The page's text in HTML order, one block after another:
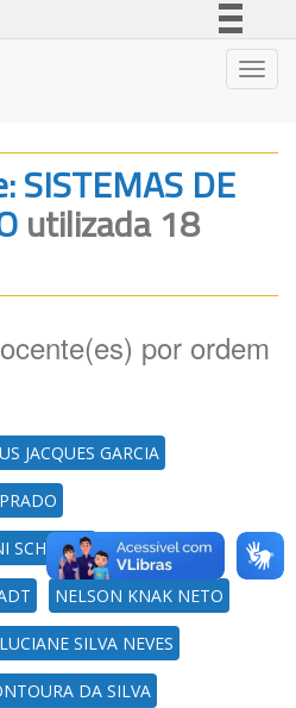
Legislação
Canais
SISTEMAS DE
utilizada 18
por ordem
JACQUES GARCIA
SCHMIDT
NELSON KNAK NETO
LUCIANE SILVA NEVES
DA SILVA